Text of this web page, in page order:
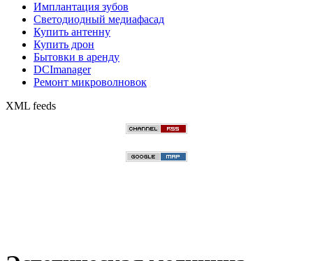
Имплантация зубов
Светодиодный медиафасад
Купить антенну
Купить дрон
Бытовки в аренду
DCImanager
Ремонт микроволновок
XML feeds